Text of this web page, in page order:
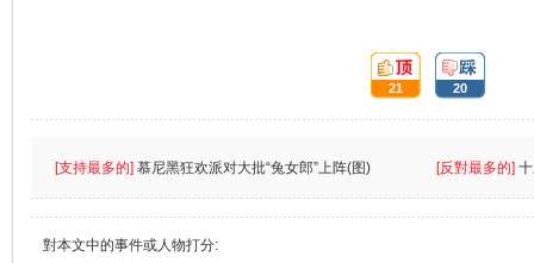
頂:
21
踩:
20
[支持最多的] 慕尼黑狂欢派对大批“兔女郎”上阵(图) [反對最多的]
對本文中的事件或人物打分: